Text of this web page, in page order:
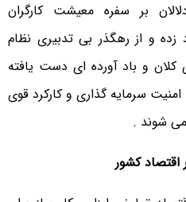
بر سفره معیشت کارگران
زده و از رهگذر بی تدبیری نظام
کلان و باد آورده ای دست یافته
سرمایه گذاری و کارکرد قوی
شوند .
کشور